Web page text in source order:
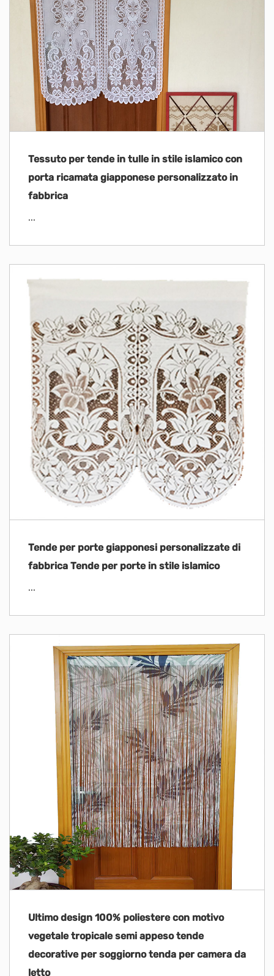
Tessuto per tende in tulle in stile islamico con
porta ricamata giapponese personalizzato in
fabbrica
...
Tende per porte giapponesi personalizzate di
fabbrica Tende per porte in stile islamico
...
Ultimo design 100% poliestere con motivo
vegetale tropicale semi appeso tende
decorative per soggiorno tenda per camera da
letto